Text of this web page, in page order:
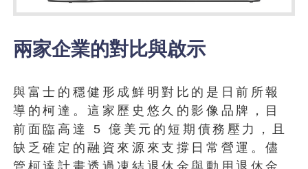
兩家企業的對比與啟示
與富士的穩健形成鮮明對比的是日前所報
導的柯達。這家歷史悠久的影像品牌，目
前面臨高達 5 億美元的短期債務壓力，且
缺乏確定的融資來源來支撐日常營運。儘
管柯達計畫透過凍結退休金與動用退休金